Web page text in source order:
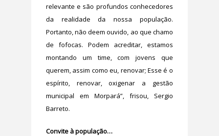
relevante e são profundos conhecedores
da realidade da nossa população.
Portanto, não deem ouvido, ao que chamo
de fofocas. Podem acreditar, estamos
montando um time, com jovens que
querem, assim como eu, renovar; Esse é o
espírito, renovar, oxigenar a gestão
municipal em Morpará”, frisou, Sergio
Barreto.
Convite à população…